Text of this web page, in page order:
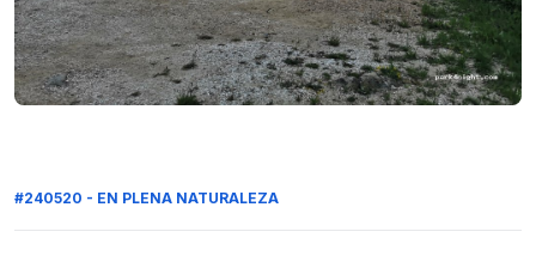
#240520 - EN PLENA NATURALEZA